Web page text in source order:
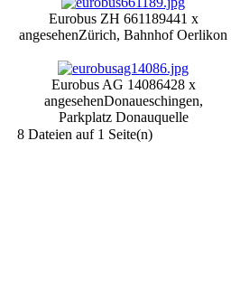
Eurobus ZH 661189441 x
angesehenZürich, Bahnhof Oerlikon
Eurobus AG 14086428 x
angesehenDonaueschingen,
Parkplatz Donauquelle
8 Dateien auf 1 Seite(n)